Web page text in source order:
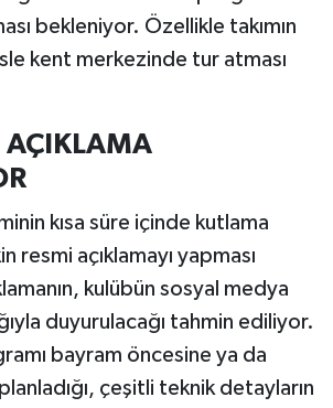
bekleniyor. Özellikle takımın
kent merkezinde tur atması
AÇIKLAMA
kısa süre içinde kutlama
resmi açıklamayı yapması
kulübün sosyal medya
duyurulacağı tahmin ediliyor.
bayram öncesine ya da
çeşitli teknik detayların